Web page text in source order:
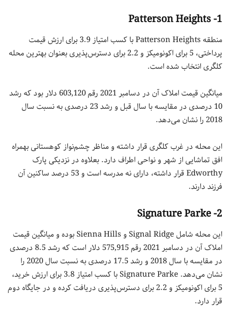
1- Patterson Heights
منطقه Patterson Heights با کسب امتیاز 3.9 برای ارزش قیمت
پرداختی، 5 برای اکونومیکز و 2.2 برای دسترس‌پذیری بعنوان بهترین محله
کلگری انتخاب شده است.
میانگین قیمت املاک آن در دسامبر 2021 رقم 603,120 دلار بود که رشد
10 درصدی در مقایسه با سال قبل و رشد 23 درصدی به نسبت سال
2018 را نشان می‌دهد.
این محله در غرب کلگری قرار داشته و مناظر چشم‌نواز کوهستانی بهمراه
افق تماشایی از شهر و نواحی اطراف دارد. بعلاوه در نزدیکی پارک
Edworthy قرار داشته، دارای نه مدرسه است و 53 درصد ساکنین آن
فرزند دارند.
2- Signature Parke
این محله شامل Signal Ridge و Sienna Hills بوده و میانگین قیمت
املاک آن در دسامبر 2021 رقم 575,915 دلار است که رشد 8.5 درصدی
در مقایسه با سال 2018 و رشد 17.5 درصدی به نسبت سال 2020 را
نشان می‌دهد. Signature Parke با کسب امتیاز 3.8 برای ارزش خرید،
5 برای اکونومیکز و 2.2 برای دسترس‌پذیری دریافت کرده و در جایگاه دوم
قرار دارد.